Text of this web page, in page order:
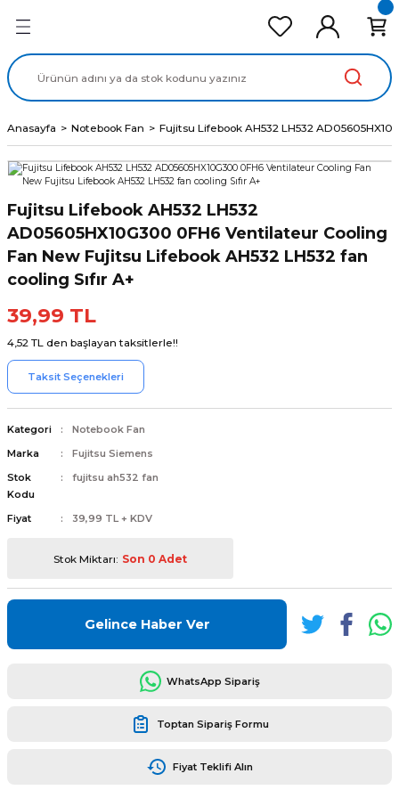
Ekran Panel
Data Kablo
Anasayfa Notebook Fan Fujitsu Lifebook AH532 LH532
Fujitsu Lifebook AH532 LH532
AD05605HX10G300 0FH6 Ventilateur Cooling
Fan New Fujitsu Lifebook AH532 LH532 fan
cooling Sıfır A+
39,99 TL
4,52 TL den başlayan taksitlerle!!
Taksit Seçenekleri
Kategori
Notebook Fan
Marka
Fujitsu Siemens
Stok
Kodu
fujitsu ah532 fan
Fiyat 39,99 TL + KDV
Stok Miktarı: Son 0 Adet
Gelince Haber Ver
WhatsApp Sipariş
Toptan Sipariş Formu
Fiyat Teklifi Alın